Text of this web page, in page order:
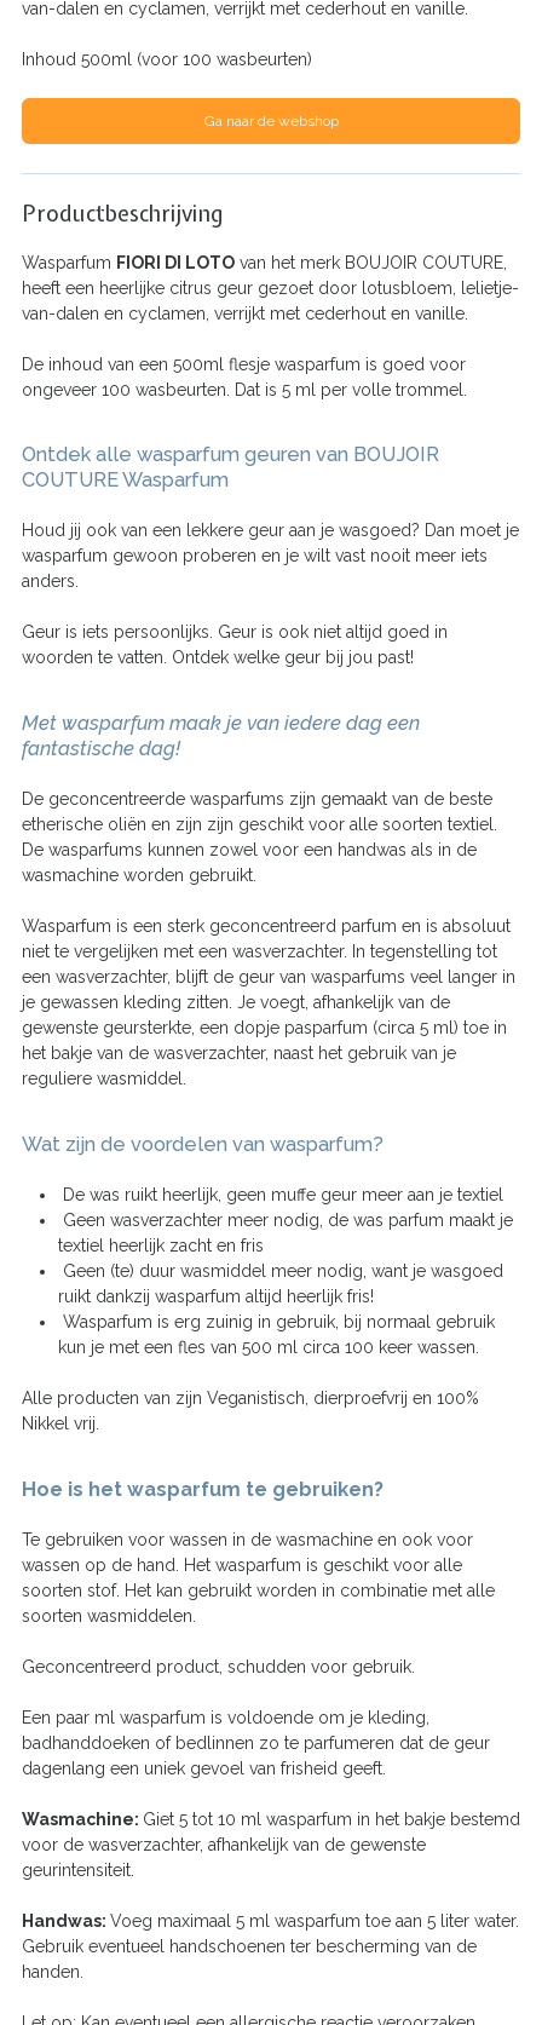
van-dalen en cyclamen, verrijkt met cederhout en vanille.
Inhoud 500ml (voor 100 wasbeurten)
Ga naar de webshop
Productbeschrijving
Wasparfum FIORI DI LOTO van het merk BOUJOIR COUTURE,
heeft een heerlijke citrus geur gezoet door lotusbloem, lelietje-
van-dalen en cyclamen, verrijkt met cederhout en vanille.
De inhoud van een 500ml flesje wasparfum is goed voor
ongeveer 100 wasbeurten. Dat is 5 ml per volle trommel.
Ontdek alle wasparfum geuren van BOUJOIR
COUTURE Wasparfum
Houd jij ook van een lekkere geur aan je wasgoed? Dan moet je
wasparfum gewoon proberen en je wilt vast nooit meer iets
anders.
Geur is iets persoonlijks. Geur is ook niet altijd goed in
woorden te vatten. Ontdek welke geur bij jou past!
Met wasparfum maak je van iedere dag een
fantastische dag!
De geconcentreerde wasparfums zijn gemaakt van de beste
etherische oliën en zijn zijn geschikt voor alle soorten textiel.
De wasparfums kunnen zowel voor een handwas als in de
wasmachine worden gebruikt.
Wasparfum is een sterk geconcentreerd parfum en is absoluut
niet te vergelijken met een wasverzachter. In tegenstelling tot
een wasverzachter, blijft de geur van wasparfums veel langer in
je gewassen kleding zitten. Je voegt, afhankelijk van de
gewenste geursterkte, een dopje pasparfum (circa 5 ml) toe in
het bakje van de wasverzachter, naast het gebruik van je
reguliere wasmiddel.
Wat zijn de voordelen van wasparfum?
De was ruikt heerlijk, geen muffe geur meer aan je textiel
Geen wasverzachter meer nodig, de was parfum maakt je
textiel heerlijk zacht en fris
Geen (te) duur wasmiddel meer nodig, want je wasgoed
ruikt dankzij wasparfum altijd heerlijk fris!
Wasparfum is erg zuinig in gebruik, bij normaal gebruik
kun je met een fles van 500 ml circa 100 keer wassen.
Alle producten van zijn Veganistisch, dierproefvrij en 100%
Nikkel vrij.
Hoe is het wasparfum te gebruiken?
Te gebruiken voor wassen in de wasmachine en ook voor
wassen op de hand. Het wasparfum is geschikt voor alle
soorten stof. Het kan gebruikt worden in combinatie met alle
soorten wasmiddelen.
Geconcentreerd product, schudden voor gebruik.
Een paar ml wasparfum is voldoende om je kleding,
badhanddoeken of bedlinnen zo te parfumeren dat de geur
dagenlang een uniek gevoel van frisheid geeft.
Wasmachine: Giet 5 tot 10 ml wasparfum in het bakje bestemd
voor de wasverzachter, afhankelijk van de gewenste
geurintensiteit.
Handwas: Voeg maximaal 5 ml wasparfum toe aan 5 liter water.
Gebruik eventueel handschoenen ter bescherming van de
handen.